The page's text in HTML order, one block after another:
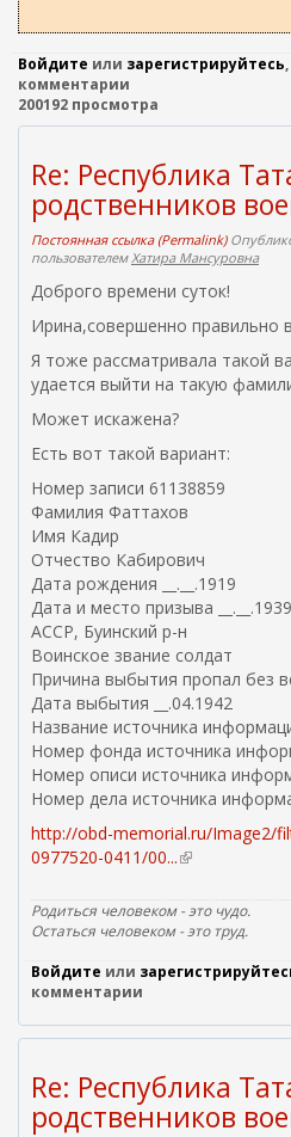
Войдите или зарегистрируйтесь
комментарии
200192 просмотра
Re: Республика
родственников
Постоянная ссылка (Permalink)
пользователемХатира Мансуровна
Доброго времени суток!
Ирина,совершенно правильно
Я тоже рассматривала такой
удается выйти на такую
Может искажена?
Есть вот такой вариант:
Номер записи 61138859
Фамилия Фаттахов
Имя Кадир
Отчество Кабирович
Дата рождения __.__.1919
Дата и место призыва
АССР, Буинский р-н
Воинское звание солдат
Причина выбытия пропал без
Дата выбытия __.04.1942
Название источника
Номер фонда источника
Номер описи источника
Номер дела источника
http://obd-memorial.ru/Image2/
0977520-0411/00...(
н
е
н
я
ы
л
Родиться человеком - это чудо.
Остаться человеком - это труд.
Войдите или
комментарии
Re: Республика
родственников